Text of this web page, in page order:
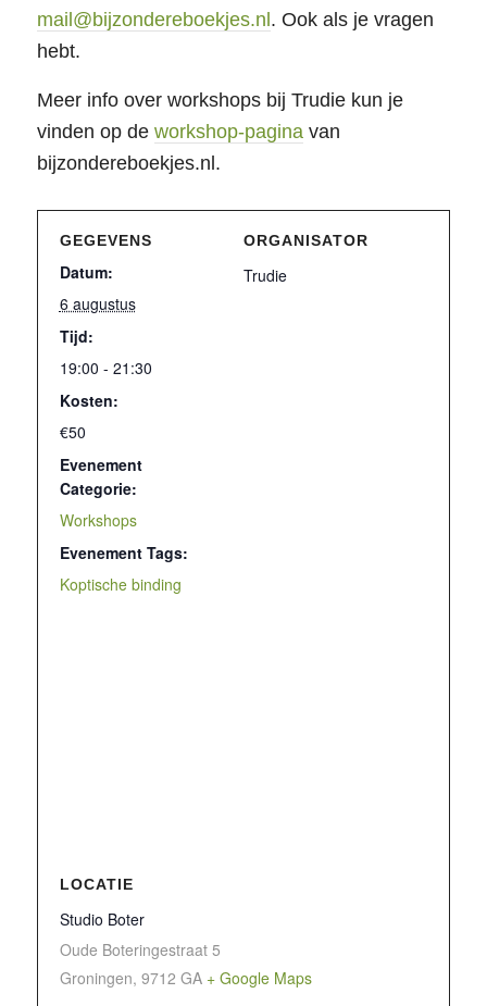
mail@bijzondereboekjes.nl. Ook als je vragen
hebt.
Meer info over workshops bij Trudie kun je
vinden op de workshop-pagina van
bijzondereboekjes.nl.
GEGEVENS
Datum:
6 augustus
Tijd:
19:00 - 21:30
Kosten:
€50
Evenement
Categorie:
Workshops
Evenement Tags:
Koptische binding
ORGANISATOR
Trudie
LOCATIE
Studio Boter
Oude Boteringestraat 5
Groningen, 9712 GA + Google Maps